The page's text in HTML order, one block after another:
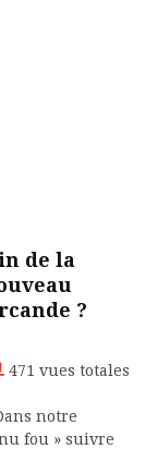
de la
?
471 vues totales
notre
fou » suivre